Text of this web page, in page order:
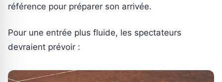
référence pour préparer son arrivée.
Pour une entrée plus fluide, les spectateurs
devraient prévoir :